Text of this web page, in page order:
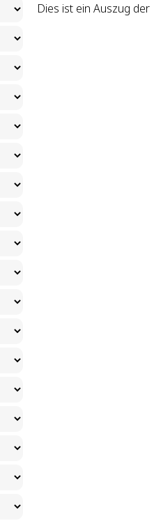
Dies ist ein Auszug